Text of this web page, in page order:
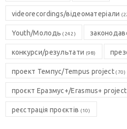
videorecordings/відеоматеріали
Youth/Молодь (242)
конкурси/результати (98)
проект Темпус/Tempus project(70)
проєкт Еразмус+/Erasmus+ project
реєстрація проєктів (10)